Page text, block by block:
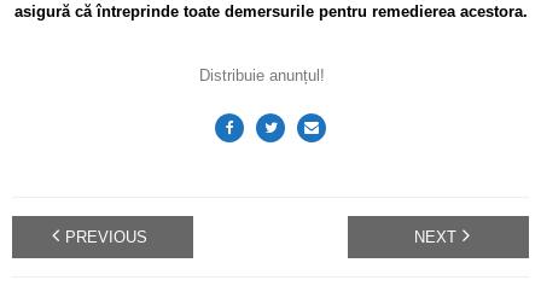
asigură că întreprinde toate demersurile pentru remedierea acestora.
Distribuie anunțul!
PREVIOUS NEXT